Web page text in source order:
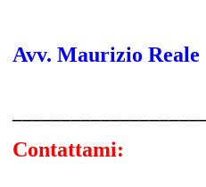
Avv. Maurizio Reale
Contattami: